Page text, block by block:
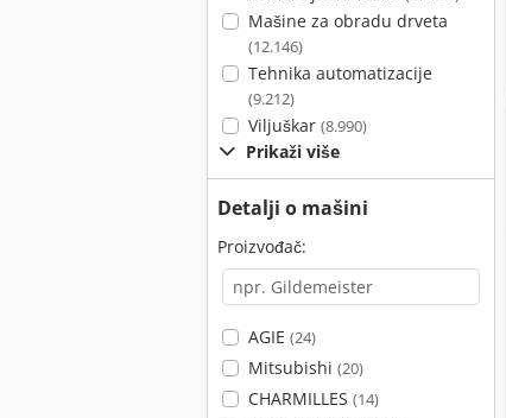
Mašine za obradu drveta
(12.146)
Tehnika automatizacije
(9.212)
Viljuškar (8.990)
Prikaži više
Detalji o mašini
Proizvođač:
AGIE (24)
Mitsubishi (20)
CHARMILLES (14)